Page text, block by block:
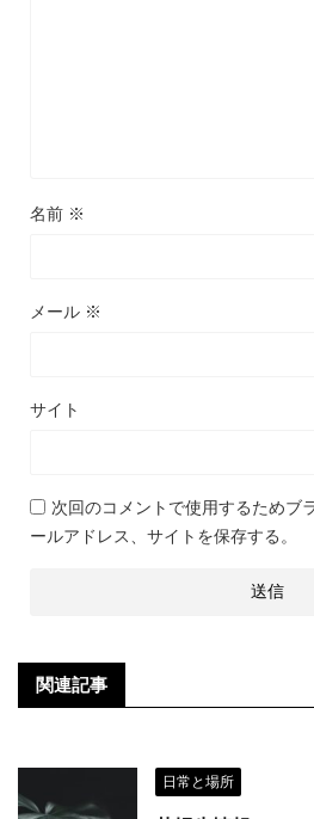
名前 ※
メール ※
サイト
次回のコメントで使用するためブ
ールアドレス、サイトを保存する。
関連記事
日常と場所